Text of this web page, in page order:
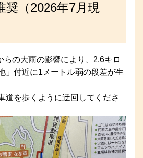
奨（2026年7月現
らの大雨の影響により、2.6キロ
」付近に1メートル弱の段差が生
道を歩くように迂回してくださ